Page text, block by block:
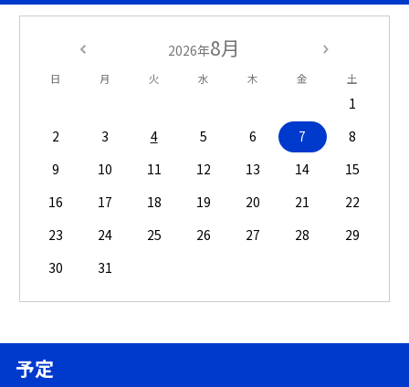
2026年8月
日 月 火 水 木 金 土
1
2
3 4 5 6 7
8
9
10 11 12 13 14
15
16
17 18 19 20 21
22
23
24 25 26 27 28
29
30
31
予定